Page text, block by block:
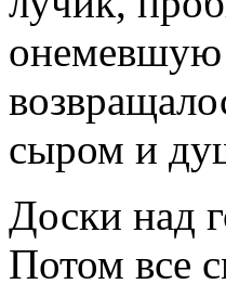
онемевшую
сыром и
Доски над
Потом все